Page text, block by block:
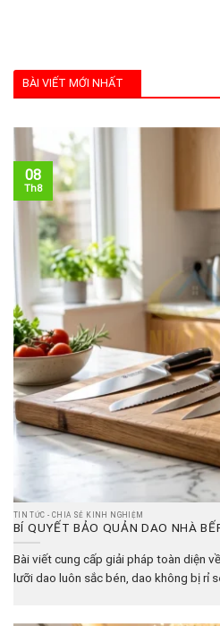
BÀI VIẾT MỚI NHẤT
TIN TỨC - CHIA SẺ KINH NGHIỆM
BÍ QUYẾT BẢO QUẢN DAO NHÀ
Bài viết cung cấp giải pháp toàn diện
lưỡi dao luôn sắc bén, dao không bị rỉ
08
Th8